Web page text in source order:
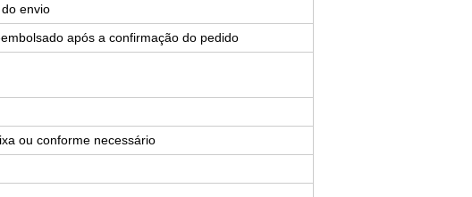
envio
após a confirmação do pedido
ou conforme necessário